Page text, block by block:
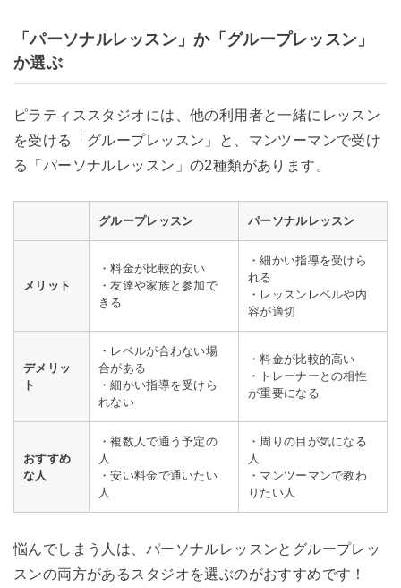
「パーソナルレッスン」か「グループレッスン」
か選ぶ
ピラティススタジオには、他の利用者と一緒にレッスン
を受ける「グループレッスン」と、マンツーマンで受け
る「パーソナルレッスン」の2種類があります。
グループレッスン パーソナルレッスン
メリット
・料金が比較的安い
・友達や家族と参加で
きる
・細かい指導を受けら
れる
・レッスンレベルや内
容が適切
デメリッ
ト
・レベルが合わない場
合がある
・細かい指導を受けら
れない
・料金が比較的高い
・トレーナーとの相性
が重要になる
おすすめ
な人
・複数人で通う予定の
人
・安い料金で通いたい
人
・周りの目が気になる
人
・マンツーマンで教わ
りたい人
悩んでしまう人は、パーソナルレッスンとグループレッ
スンの両方があるスタジオを選ぶのがおすすめです！